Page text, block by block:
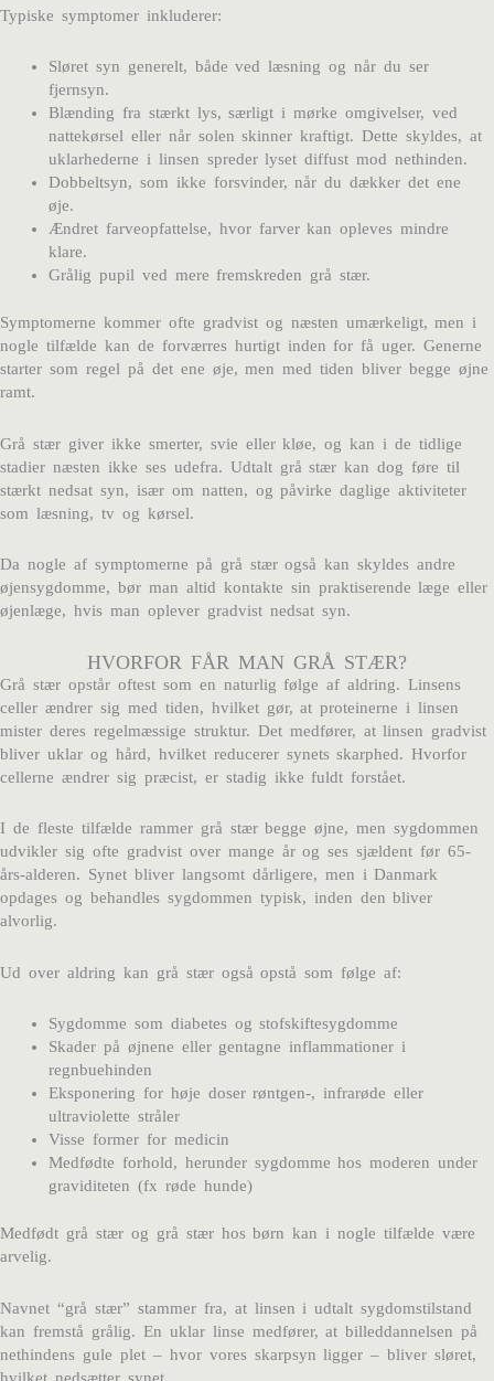
Typiske symptomer inkluderer:
Sløret syn generelt, både ved læsning og når du ser
fjernsyn.
Blænding fra stærkt lys, særligt i mørke omgivelser, ved
nattekørsel eller når solen skinner kraftigt. Dette skyldes, at
uklarhederne i linsen spreder lyset diffust mod nethinden.
Dobbeltsyn, som ikke forsvinder, når du dækker det ene
øje.
Ændret farveopfattelse, hvor farver kan opleves mindre
klare.
Grålig pupil ved mere fremskreden grå stær.
Symptomerne kommer ofte gradvist og næsten umærkeligt, men i
nogle tilfælde kan de forværres hurtigt inden for få uger. Generne
starter som regel på det ene øje, men med tiden bliver begge øjne
ramt.
Grå stær giver ikke smerter, svie eller kløe, og kan i de tidlige
stadier næsten ikke ses udefra. Udtalt grå stær kan dog føre til
stærkt nedsat syn, især om natten, og påvirke daglige aktiviteter
som læsning, tv og kørsel.
Da nogle af symptomerne på grå stær også kan skyldes andre
øjensygdomme, bør man altid kontakte sin praktiserende læge eller
øjenlæge, hvis man oplever gradvist nedsat syn.
HVORFOR FÅR MAN GRÅ STÆR?
Grå stær opstår oftest som en naturlig følge af aldring. Linsens
celler ændrer sig med tiden, hvilket gør, at proteinerne i linsen
mister deres regelmæssige struktur. Det medfører, at linsen gradvist
bliver uklar og hård, hvilket reducerer synets skarphed. Hvorfor
cellerne ændrer sig præcist, er stadig ikke fuldt forstået.
I de fleste tilfælde rammer grå stær begge øjne, men sygdommen
udvikler sig ofte gradvist over mange år og ses sjældent før 65-
års-alderen. Synet bliver langsomt dårligere, men i Danmark
opdages og behandles sygdommen typisk, inden den bliver
alvorlig.
Ud over aldring kan grå stær også opstå som følge af:
Sygdomme som diabetes og stofskiftesygdomme
Skader på øjnene eller gentagne inflammationer i
regnbuehinden
Eksponering for høje doser røntgen-, infrarøde eller
ultraviolette stråler
Visse former for medicin
Medfødte forhold, herunder sygdomme hos moderen under
graviditeten (fx røde hunde)
Medfødt grå stær og grå stær hos børn kan i nogle tilfælde være
arvelig.
Navnet “grå stær” stammer fra, at linsen i udtalt sygdomstilstand
kan fremstå grålig. En uklar linse medfører, at billeddannelsen på
nethindens gule plet – hvor vores skarpsyn ligger – bliver sløret,